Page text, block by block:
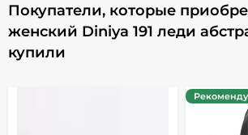
Покупатели, которые
женский Diniya 191 леди
купили